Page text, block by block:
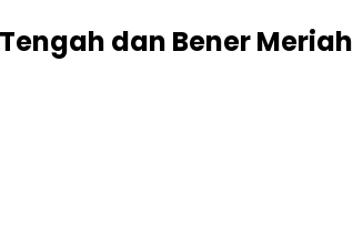
dan Bener Meriah